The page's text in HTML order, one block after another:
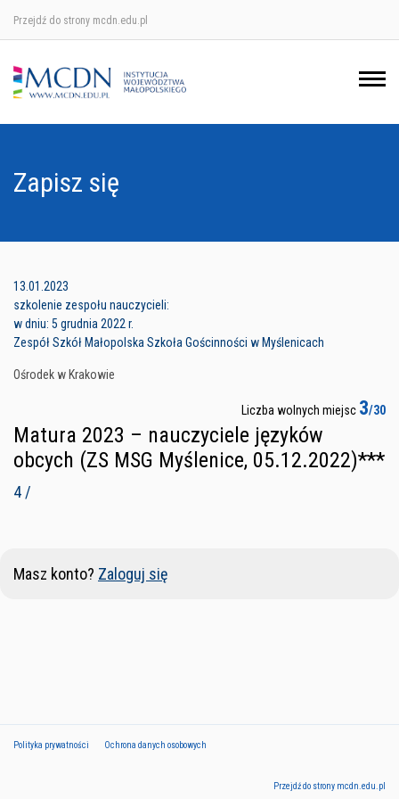
Przejdź do strony mcdn.edu.pl
Zapisz się
13.01.2023
szkolenie zespołu nauczycieli:
w dniu: 5 grudnia 2022 r.
Zespół Szkół Małopolska Szkoła Gościnności w Myślenicach
Ośrodek w Krakowie
Liczba wolnych miejsc 3/30
Matura 2023 – nauczyciele języków
obcych (ZS MSG Myślenice, 05.12.2022)***
4 /
Masz konto? Zaloguj się
Polityka prywatności Ochrona danych osobowych
Przejdź do strony mcdn.edu.pl
Ośrodek w Krakowie
Ośrodek w Nowym Sączu
Ośrodek w Tarnowie